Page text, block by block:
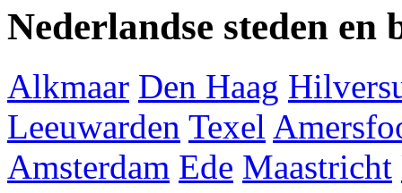
Nederlandse steden en
Alkmaar Den Haag
Leeuwarden Texel
Amsterdam Ede Maastricht